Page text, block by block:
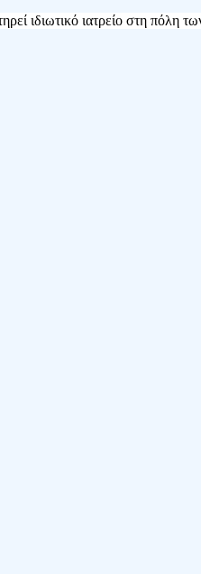
ιδιωτικό ιατρείο στη πόλη